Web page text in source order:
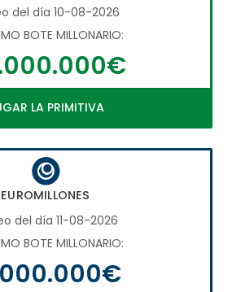
del día 10-08-2026
BOTE MILLONARIO:
LA PRIMITIVA
EUROMILLONES
del día 11-08-2026
BOTE MILLONARIO: